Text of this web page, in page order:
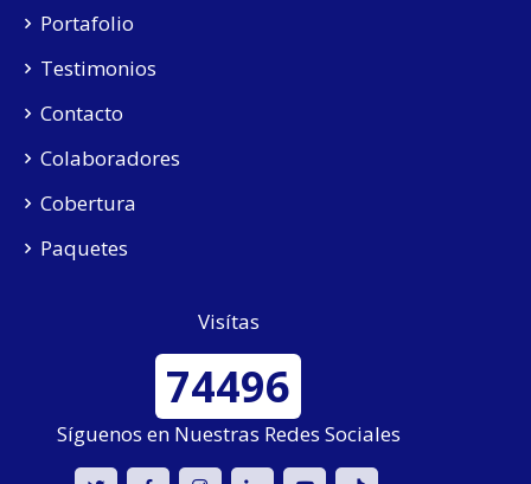
Portafolio
Testimonios
Contacto
Colaboradores
Cobertura
Paquetes
Visítas
74496
Síguenos en Nuestras Redes Sociales